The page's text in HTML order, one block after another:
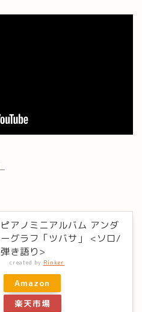
ピアノミニアルバム アンダ
ーグラフ「ツバサ」 <ソロ/
弾き語り>
created by Rinker
Amazon
楽天市場